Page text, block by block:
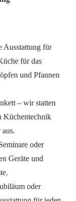
Ausstattung für
für das
und Pfannen
– wir statten
Küchentechnik
oder
Geräte und
oder